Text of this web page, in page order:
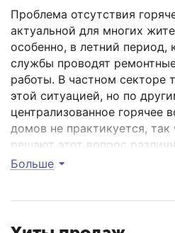
Проблема отсутствия
актуальной для многих
особенно, в летний период,
службы проводят
работы. В частном секторе
этой ситуацией, но по
централизованное горячее
домов не практикуется,
решают этот вопрос
из наиболее актуальных на
воды. Это приборы
Больше